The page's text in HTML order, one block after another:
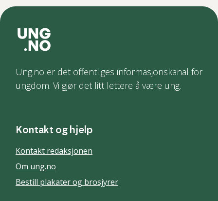
Ung.no er det offentliges informasjonskanal for
ungdom. Vi gjør det litt lettere å være ung.
Kontakt og hjelp
Kontakt redaksjonen
Om ung.no
Bestill plakater og brosjyrer